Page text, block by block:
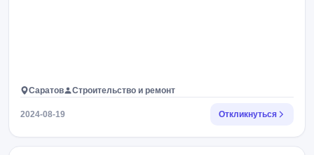
Саратов Строительство и ремонт
2024-08-19 Откликнуться